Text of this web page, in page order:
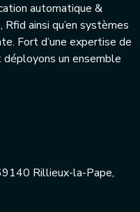
automatique &
ainsi qu’en systèmes
Fort d’une expertise de
un ensemble
Rillieux-la-Pape,